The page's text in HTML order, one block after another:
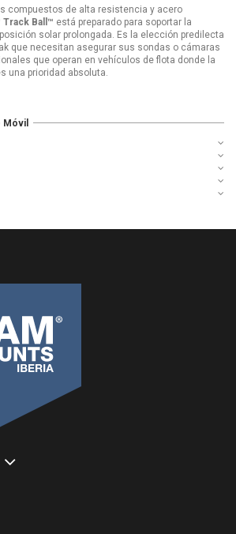
compuestos de alta resistencia y acero
Ball™ está preparado para soportar la
solar prolongada. Es la elección predilecta
que necesitan asegurar sus sondas o cámaras
que operan en vehículos de flota donde la
una prioridad absoluta.
Móvil